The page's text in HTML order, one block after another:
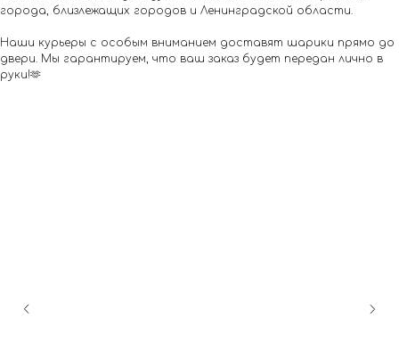
города, близлежащих городов и Ленинградской области.
Наши курьеры с особым вниманием доставят шарики прямо до
двери. Мы гарантируем, что ваш заказ будет передан лично в
руки!🫶